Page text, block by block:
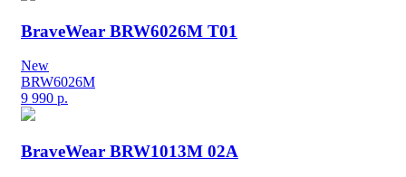
BraveWear BRW6026M T01
New
BRW6026M
9 990 р.
BraveWear BRW1013M 02A